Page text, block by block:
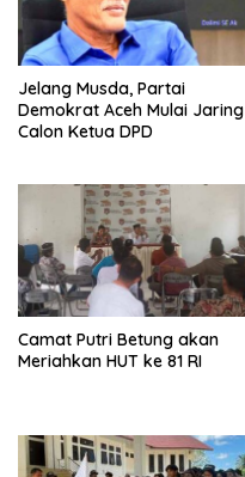
Jelang Musda, Partai
Demokrat Aceh Mulai Jaring
Calon Ketua DPD
Camat Putri Betung akan
Meriahkan HUT ke 81 RI